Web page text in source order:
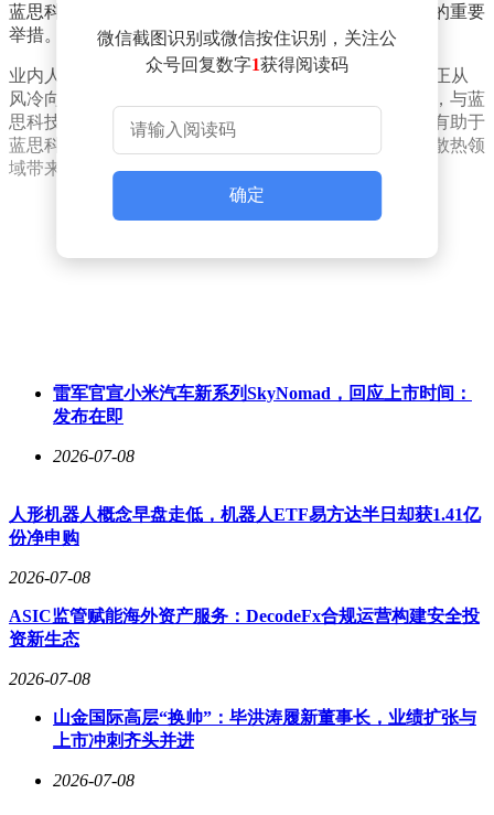
蓝思科技的战略投资，被视为其拓展数据中心散热领域的重要
举措。
业内人士分析，随着AI算力需求激增，服务器散热技术正从
风冷向液冷转型。元拾科技在液冷模组领域的技术积累，与蓝
思科技在精密制造领域的优势形成互补。此次合作不仅有助于
蓝思科技切入数据中心供应链，也可能为其在智能终端散热领
域带来新的技术突破。
微信截图识别或微信按住识别，关注公
众号回复数字1获得阅读码
确定
雷军官宣小米汽车新系列SkyNomad，回应上市时间：
发布在即
2026-07-08
人形机器人概念早盘走低，机器人ETF易方达半日却获1.41亿
份净申购
2026-07-08
ASIC监管赋能海外资产服务：DecodeFx合规运营构建安全投
资新生态
2026-07-08
山金国际高层“换帅”：毕洪涛履新董事长，业绩扩张与
上市冲刺齐头并进
2026-07-08